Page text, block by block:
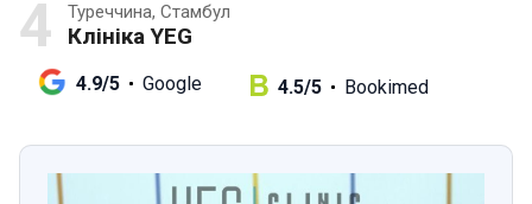
4 Туреччина, Стамбул
Клініка YEG
4.9/5 Google 4.5/5 Bookimed